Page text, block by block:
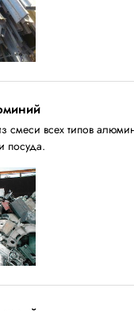
смеси всех типов
посуда.